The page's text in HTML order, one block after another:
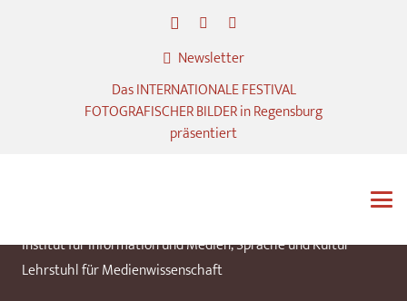
Newsletter
Das INTERNATIONALE FESTIVAL
FOTOGRAFISCHER BILDER in Regensburg
präsentiert
Kooperationspartner
Städtische Galerie im Leeren Beutel
Staatliche Bibliothek Regensburg
Institut für Information und Medien, Sprache und Kultur
Lehrstuhl für Medienwissenschaft